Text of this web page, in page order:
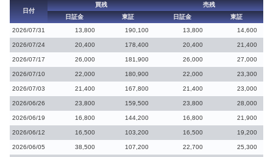
日付
買残
売残
日証金
東証 日証金
東証
2026/07/31
13,800 190,100 13,800 14,600
2026/07/24 20,400 178,400 20,400 21,400
2026/07/17 26,000 181,900 26,000 27,000
2026/07/10 22,000 180,900 22,000 23,300
2026/07/03 21,400 167,800 21,400 23,000
2026/06/26 23,800 159,500 23,800 28,000
2026/06/19 16,800 144,200 16,800 21,900
2026/06/12 16,500 103,200 16,500 19,200
2026/06/05 38,500 107,200 22,700 25,300